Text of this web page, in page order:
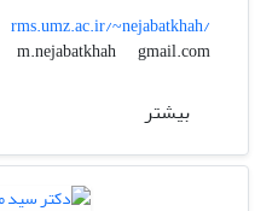
rms.umz.ac.ir/~nejabatkhah/
m.nejabatkhah
gmail.com
بیشتر